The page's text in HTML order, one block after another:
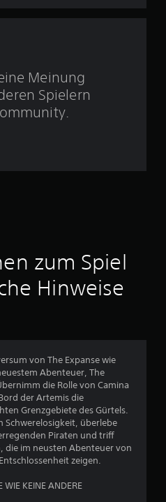
5
u
s
8
6
B
Meinung
Spielern
zum Spiel
Hinweise
von The Expanse wie
Abenteuer, The
die Rolle von Camina
der Artemis die
Grenzgebiete des Gürtels.
Schwerelosigkeit, überlebe
Piraten und triff
die im neusten Abenteuer von
zeigen.
WIE KEINE ANDERE